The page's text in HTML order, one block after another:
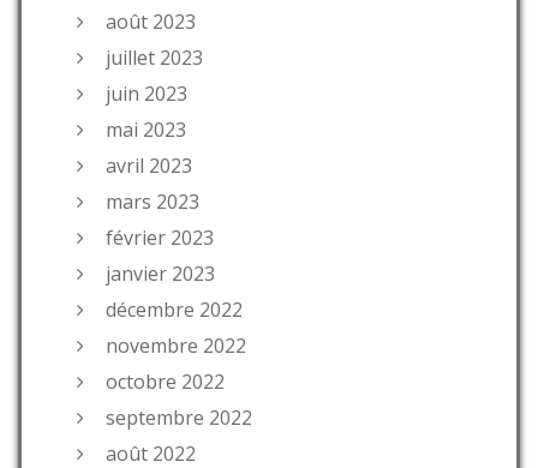
août 2023
juillet 2023
juin 2023
mai 2023
avril 2023
mars 2023
février 2023
janvier 2023
décembre 2022
novembre 2022
octobre 2022
septembre 2022
août 2022